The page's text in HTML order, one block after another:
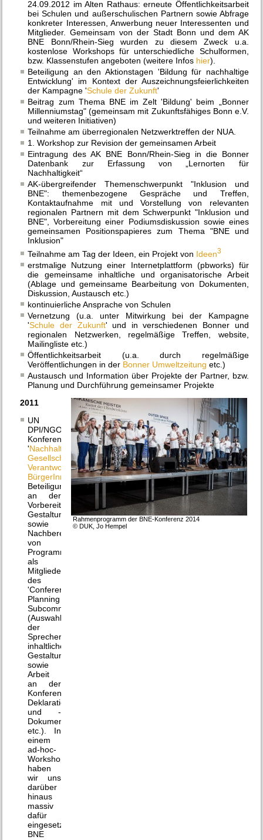
24.09.2012 im Alten Rathaus: erneute Öffentlichkeitsarbeit
bei Schulen und außerschulischen Partnern sowie Abfrage
konkreter Interessen, Anwerbung neuer Interessenten und
Mitglieder. Gemeinsam von der Stadt Bonn und dem AK
BNE Bonn/Rhein-Sieg wurden zu diesem Zweck u.a.
kostenlose Workshops für unterschiedliche Schulformen,
bzw. Klassenstufen angeboten (weitere Infos hier).
Beteiligung an den Aktionstagen 'Bildung für nachhaltige
Entwicklung' im Kontext der Auszeichnungsfeierlichkeiten
der Kampagne 'Schule der Zukunft'
Beitrag zum Thema BNE im Zelt 'Bildung' beim „Bonner
Millenniumstag" (gemeinsam mit Zukunftsfähiges Bonn e.V.
und weiteren Initiativen)
Teilnahme am überregionalen Netzwerktreffen der NUA.
1. Workshop zur Revision der gemeinsamen Arbeit
Eintragung des AK BNE Bonn/Rhein-Sieg in die Bonner
Datenbank zur Erfassung von „Lernorten für
Nachhaltigkeit“
AK-übergreifender Themenschwerpunkt "Inklusion und
BNE": themenbezogene Gespräche und Treffen,
Kontaktaufnahme mit und Vorstellung von relevanten
regionalen Partnern mit dem Schwerpunkt "Inklusion und
BNE", Vorbereitung einer Podiumsdiskussion sowie eines
gemeinsamen Positionspapieres zum Thema "BNE und
Inklusion"
Teilnahme am Tag der Ideen, ein Projekt von Ideen3
erstmalige Nutzung einer Internetplattform (pbworks) für
die gemeinsame inhaltliche und organisatorische Arbeit
(Ablage und gemeinsame Bearbeitung von Dokumenten,
Diskussion, Austausch etc.)
kontinuierliche Ansprache von Schulen
Vernetzung (u.a. unter Mitwirkung bei der Kampagne
'Schule der Zukunft' und in verschiedenen Bonner und
regionalen Netzwerken, regelmäßige Treffen, website,
Mailingliste etc.)
Öffentlichkeitsarbeit (u.a. durch regelmäßige
Veröffentlichungen in der Bonner Umweltzeitungetc.)
Austausch und Information über Projekte der Partner, bzw.
Planung und Durchführung gemeinsamer Projekte
Rahmenprogramm der BNE-Konferenz 2014
© DUK, Jo Hempel
2011
UN
DPI/NGO
Konferenz
'Nachhaltige
Gesellschaften:
Verantwortliche
BürgerInnen':
Beteiligung
an der
Vorbereitung,
Gestaltung
sowie
Nachbereitung
von
Programmpunkten
als
Mitglieder
des
'Conference
Planning
Subcommittee'
(Auswahl
der
Sprecher,
inhaltliche
Gestaltung
sowie
Arbeit
an der
Konferenz-
Deklaration
und -
Dokumentation
etc.). In
einem
ad-hoc-
Workshop
haben
wir uns
darüber
hinaus
massiv
dafür
eingesetzt,
BNE